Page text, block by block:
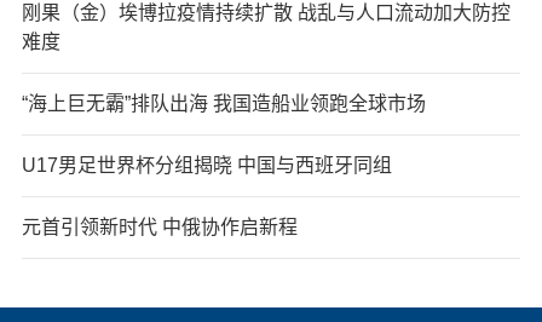
刚果（金）埃博拉疫情持续扩散 战乱与人口流动加大防控
难度
“海上巨无霸”排队出海 我国造船业领跑全球市场
U17男足世界杯分组揭晓 中国与西班牙同组
元首引领新时代 中俄协作启新程